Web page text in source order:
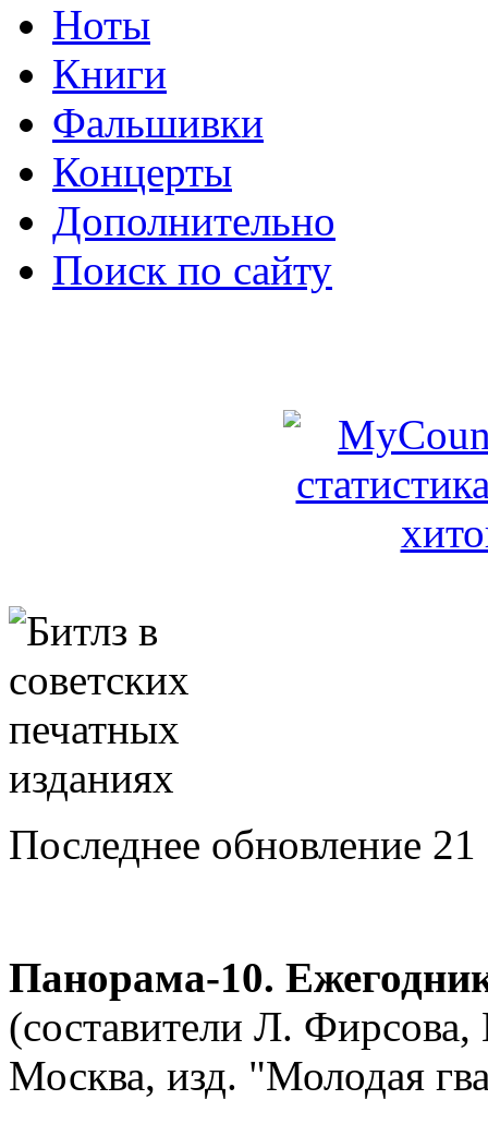
Ноты
Книги
Фальшивки
Концерты
Дополнительно
Поиск по сайту
Последнее обновление 21
Панорама-10.
(составители Л.
Москва, изд. "Молодая